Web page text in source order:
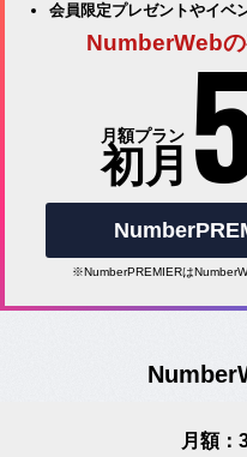
会員限定プレゼントやイベ
NumberWebの
月額プラン
初月
※NumberPREMIERは
月額：